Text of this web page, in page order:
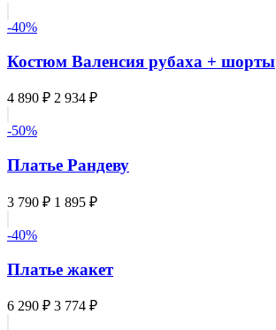
-40%
Костюм Валенсия рубаха + шорты
4 890 ₽ 2 934 ₽
-50%
Платье Рандеву
3 790 ₽ 1 895 ₽
-40%
Платье жакет
6 290 ₽ 3 774 ₽